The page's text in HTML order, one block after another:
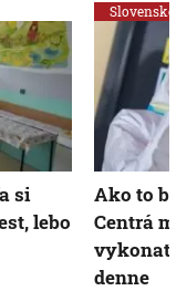
si
lebo
Slovensko
Ako to
Centrá
vykonať
denne